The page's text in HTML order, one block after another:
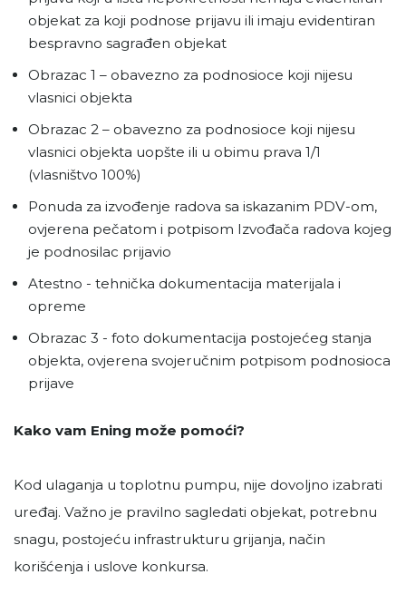
objekat za koji podnose prijavu ili imaju evidentiran
bespravno sagrađen objekat
Obrazac 1 – obavezno za podnosioce koji nijesu
vlasnici objekta
Obrazac 2 – obavezno za podnosioce koji nijesu
vlasnici objekta uopšte ili u obimu prava 1/1
(vlasništvo 100%)
Ponuda za izvođenje radova sa iskazanim PDV-om,
ovjerena pečatom i potpisom Izvođača radova kojeg
je podnosilac prijavio
Atestno - tehnička dokumentacija materijala i
opreme
Obrazac 3 - foto dokumentacija postojećeg stanja
objekta, ovjerena svojeručnim potpisom podnosioca
prijave
Kako vam Ening može pomoći?
Kod ulaganja u toplotnu pumpu, nije dovoljno izabrati
uređaj. Važno je pravilno sagledati objekat, potrebnu
snagu, postojeću infrastrukturu grijanja, način
korišćenja i uslove konkursa.